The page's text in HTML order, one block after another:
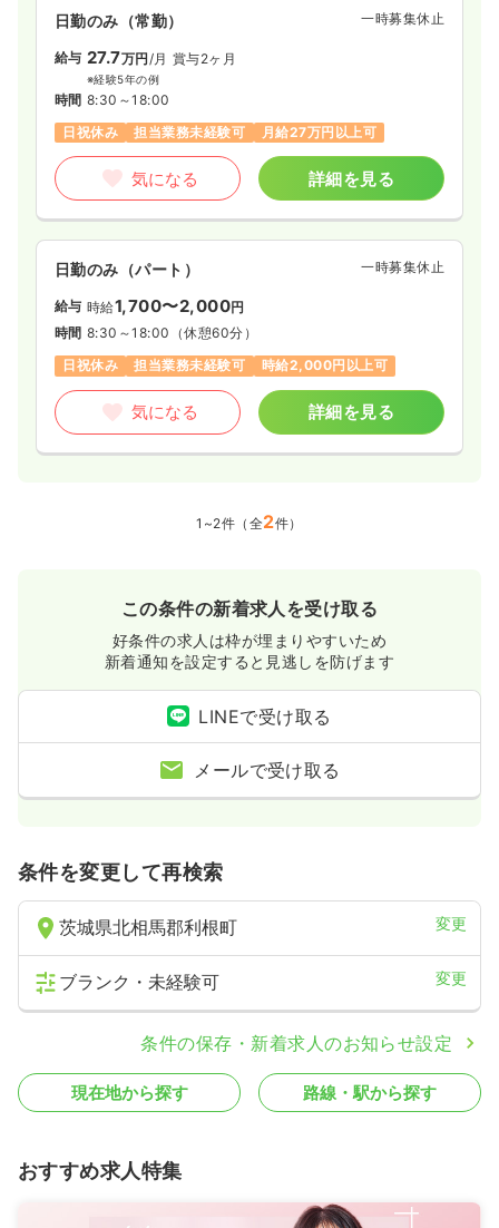
日勤のみ（常勤） 一時募集休止
給与 27.7万円 /月 賞与2ヶ月
※経験5年の例
時間 8:30～18:00
日祝休み
担当業務未経験可 月給27万円以上可
気になる 詳細を見る
日勤のみ（パート） 一時募集休止
給与 時給1,700〜2,000円
時間 8:30～18:00 （休憩60分）
日祝休み
担当業務未経験可 時給2,000円以上可
気になる 詳細を見る
1~2件（全2件）
この条件の新着求人を受け取る
好条件の求人は枠が埋まりやすいため
新着通知を設定すると見逃しを防げます
LINEで受け取る
メールで受け取る
条件を変更して再検索
茨城県北相馬郡利根町 変更
ブランク・未経験可 変更
条件の保存・新着求人のお知らせ設定
現在地から探す 路線・駅から探す
おすすめ求人特集